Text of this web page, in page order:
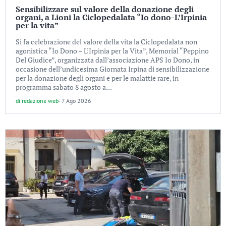
Sensibilizzare sul valore della donazione degli
organi, a Lioni la Ciclopedalata “Io dono-L’Irpinia
per la vita”
Si fa celebrazione del valore della vita la Ciclopedalata non
agonistica “Io Dono – L’Irpinia per la Vita”, Memorial “Peppino
Del Giudice”, organizzata dall’associazione APS Io Dono, in
occasione dell’undicesima Giornata Irpina di sensibilizzazione
per la donazione degli organi e per le malattie rare, in
programma sabato 8 agosto a...
di redazione web-7 Ago 2026